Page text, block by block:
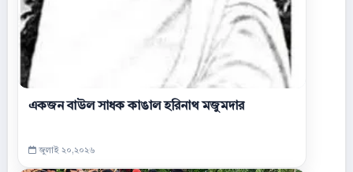
একজন বাউল সাধক কাঙাল হরিনাথ মজুমদার
জুলাই ২০,২০২৬